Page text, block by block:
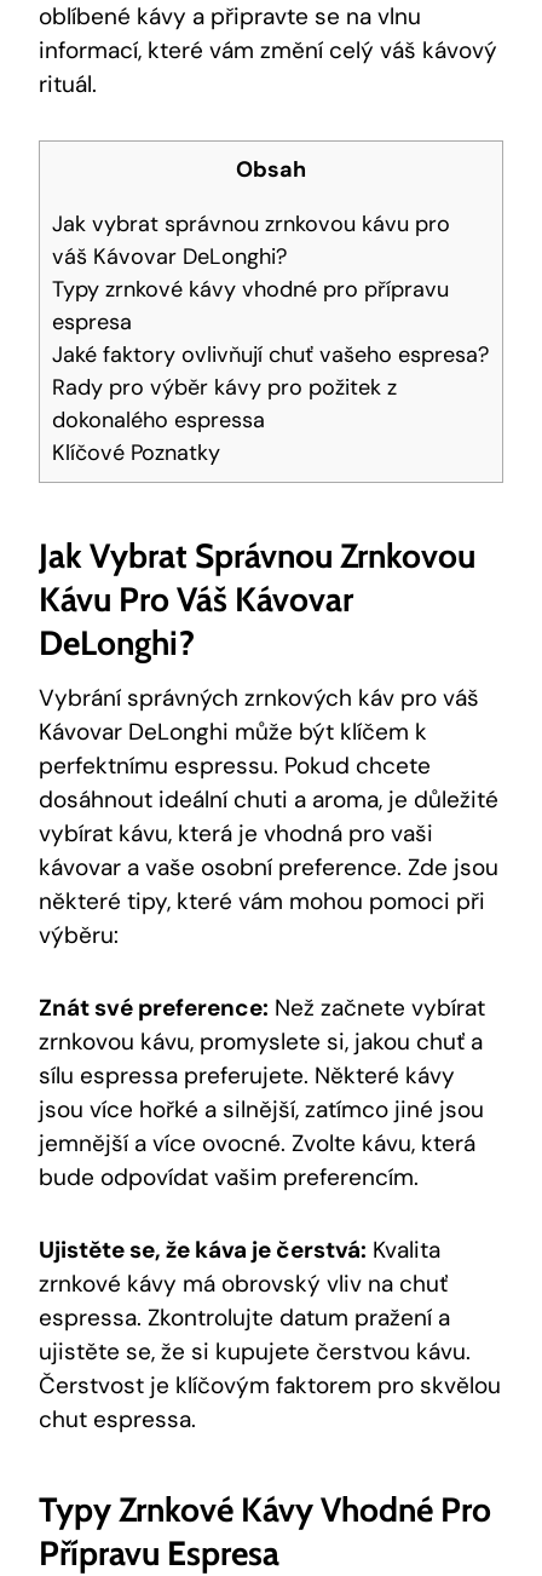
oblíbené kávy a připravte se na vlnu
informací, které vám změní celý váš kávový
rituál.
Obsah
Jak vybrat správnou zrnkovou kávu pro
váš Kávovar DeLonghi?
Typy zrnkové kávy vhodné pro přípravu
espresa
Jaké faktory ovlivňují chuť vašeho espresa?
Rady pro výběr kávy pro požitek z
dokonalého espressa
Klíčové Poznatky
Jak Vybrat Správnou Zrnkovou
Kávu Pro Váš Kávovar
DeLonghi?
Vybrání správných zrnkových káv pro váš
Kávovar DeLonghi může být klíčem k
perfektnímu espressu. Pokud chcete
dosáhnout ideální chuti a aroma, je důležité
vybírat kávu, která je vhodná pro vaši
kávovar a vaše osobní preference. Zde jsou
některé tipy, které vám mohou pomoci při
výběru:
Znát své preference: Než začnete vybírat
zrnkovou kávu, promyslete si, jakou chuť a
sílu espressa preferujete. Některé kávy
jsou více hořké a silnější, zatímco jiné jsou
jemnější a více ovocné. Zvolte kávu, která
bude odpovídat vašim preferencím.
Ujistěte se, že káva je čerstvá: Kvalita
zrnkové kávy má obrovský vliv na chuť
espressa. Zkontrolujte datum pražení a
ujistěte se, že si kupujete čerstvou kávu.
Čerstvost je klíčovým faktorem pro skvělou
chut espressa.
Typy Zrnkové Kávy Vhodné Pro
Přípravu Espresa